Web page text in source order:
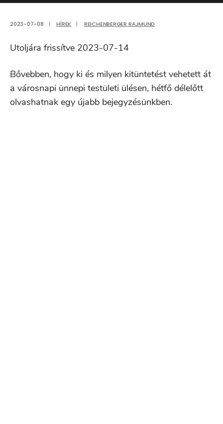
2023-07-08 | HÍREK | REICHENBERGER RAJMUND
Utoljára frissítve 2023-07-14
Bővebben, hogy ki és milyen kitüntetést vehetett át
a városnapi ünnepi testületi ülésen, hétfő délelőtt
olvashatnak egy újabb bejegyzésünkben.